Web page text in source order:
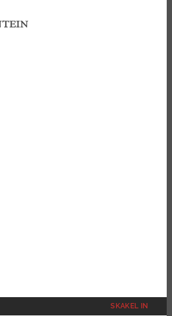
ABOUT: ONS LEEF
SKAKEL IN